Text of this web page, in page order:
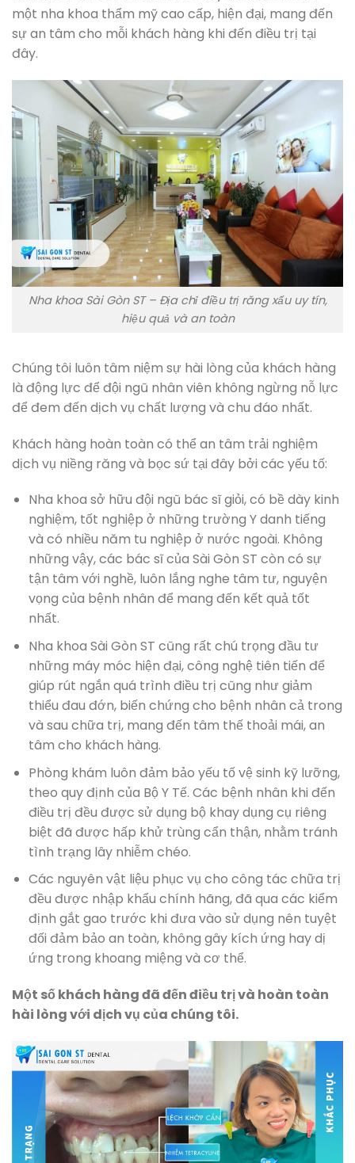
một nha khoa thẩm mỹ cao cấp, hiện đại, mang đến
sự an tâm cho mỗi khách hàng khi đến điều trị tại
đây.
Nha khoa Sài Gòn ST – Địa chỉ điều trị răng xấu uy tín,
hiệu quả và an toàn
Chúng tôi luôn tâm niệm sự hài lòng của khách hàng
là động lực để đội ngũ nhân viên không ngừng nỗ lực
để đem đến dịch vụ chất lượng và chu đáo nhất.
Khách hàng hoàn toàn có thể an tâm trải nghiệm
dịch vụ niềng răng và bọc sứ tại đây bởi các yếu tố:
Nha khoa sở hữu đội ngũ bác sĩ giỏi, có bề dày kinh
nghiệm, tốt nghiệp ở những trường Y danh tiếng
và có nhiều năm tu nghiệp ở nước ngoài. Không
những vậy, các bác sĩ của Sài Gòn ST còn có sự
tận tâm với nghề, luôn lắng nghe tâm tư, nguyện
vọng của bệnh nhân để mang đến kết quả tốt
nhất.
Nha khoa Sài Gòn ST cũng rất chú trọng đầu tư
những máy móc hiện đại, công nghệ tiên tiến để
giúp rút ngắn quá trình điều trị cũng như giảm
thiểu đau đớn, biến chứng cho bệnh nhân cả trong
và sau chữa trị, mang đến tâm thế thoải mái, an
tâm cho khách hàng.
Phòng khám luôn đảm bảo yếu tố vệ sinh kỹ lưỡng,
theo quy định của Bộ Y Tế. Các bệnh nhân khi đến
điều trị đều được sử dụng bộ khay dụng cụ riêng
biệt đã được hấp khử trùng cẩn thận, nhằm tránh
tình trạng lây nhiễm chéo.
Các nguyên vật liệu phục vụ cho công tác chữa trị
đều được nhập khẩu chính hãng, đã qua các kiểm
định gắt gao trước khi đưa vào sử dụng nên tuyệt
đối đảm bảo an toàn, không gây kích ứng hay dị
ứng trong khoang miệng và cơ thể.
Một số khách hàng đã đến điều trị và hoàn toàn
hài lòng với dịch vụ của chúng tôi.